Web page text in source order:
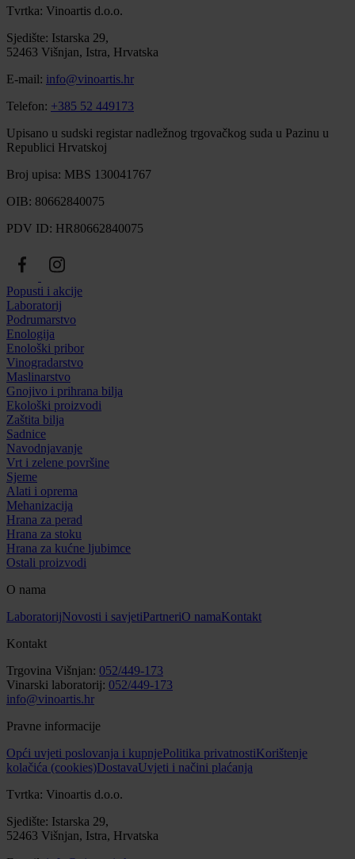
Tvrtka: Vinoartis d.o.o.
Sjedište: Istarska 29,
52463 Višnjan, Istra, Hrvatska
E-mail: info@vinoartis.hr
Telefon: +385 52 449173
Upisano u sudski registar nadležnog trgovačkog suda u Pazinu u
Republici Hrvatskoj
Broj upisa: MBS 130041767
OIB: 80662840075
PDV ID: HR80662840075
Popusti i akcije
Laboratorij
Podrumarstvo
Enologija
Enološki pribor
Vinogradarstvo
Maslinarstvo
Gnojivo i prihrana bilja
Ekološki proizvodi
Zaštita bilja
Sadnice
Navodnjavanje
Vrt i zelene površine
Sjeme
Alati i oprema
Mehanizacija
Hrana za perad
Hrana za stoku
Hrana za kućne ljubimce
Ostali proizvodi
O nama
LaboratorijNovosti i savjetiPartneriO namaKontakt
Kontakt
Trgovina Višnjan: 052/449-173
Vinarski laboratorij: 052/449-173
info@vinoartis.hr
Pravne informacije
Opći uvjeti poslovanja i kupnjePolitika privatnostiKorištenje
kolačića (cookies)DostavaUvjeti i načini plaćanja
Tvrtka: Vinoartis d.o.o.
Sjedište: Istarska 29,
52463 Višnjan, Istra, Hrvatska